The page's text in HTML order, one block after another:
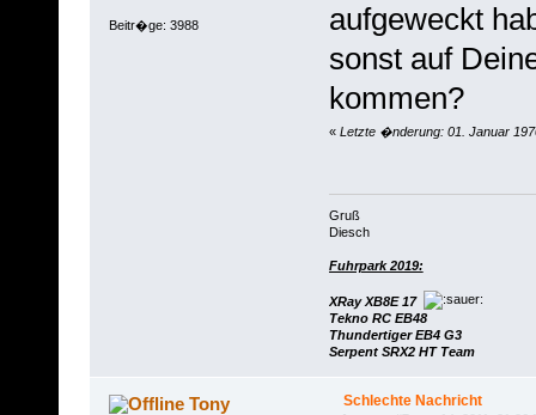
Beitr�ge: 3988
aufgeweckt
sonst auf
kommen?
« Letzte �nderung: 01. Januar
Gruß
Diesch
Fuhrpark 2019:
XRay XB8E 17
Tekno RC EB48
Thundertiger EB4 G3
Serpent SRX2 HT Team
Tony Schlechte Nachricht